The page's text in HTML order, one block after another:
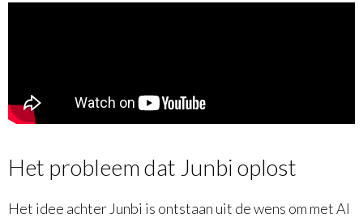
Het probleem dat Junbi oplost
Het idee achter Junbi is ontstaan uit de wens om met AI